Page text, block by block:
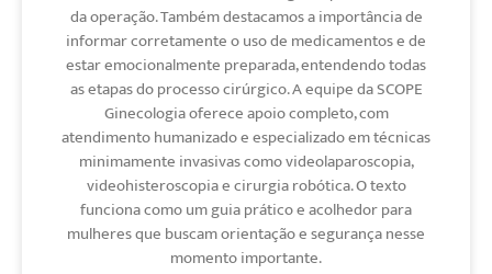
da operação. Também destacamos a importância de
informar corretamente o uso de medicamentos e de
estar emocionalmente preparada, entendendo todas
as etapas do processo cirúrgico. A equipe da SCOPE
Ginecologia oferece apoio completo, com
atendimento humanizado e especializado em técnicas
minimamente invasivas como videolaparoscopia,
videohisteroscopia e cirurgia robótica. O texto
funciona como um guia prático e acolhedor para
mulheres que buscam orientação e segurança nesse
momento importante.